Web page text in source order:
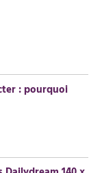
: pourquoi